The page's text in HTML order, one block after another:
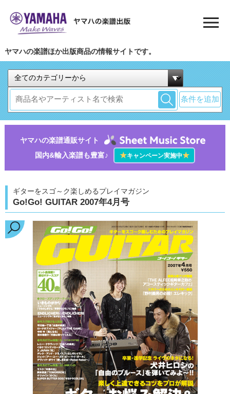
ヤマハの楽譜ほか出版商品の情報サイトです。
条件を追加
ヤマハの楽譜通販サイト
国内&輸入楽譜も豊富♪
★キャンペーン実施中★
ギターをスゴ～ク楽しめるプレイマガジン
Go!Go! GUITAR 2007年4月号